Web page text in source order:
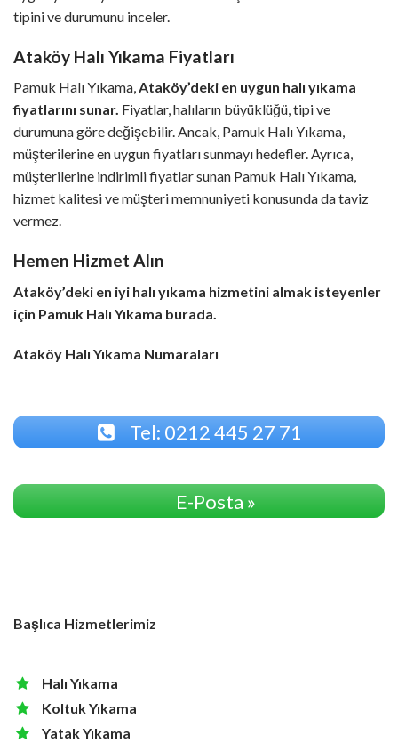
tipini ve durumunu inceler.
Ataköy Halı Yıkama Fiyatları
Pamuk Halı Yıkama,Ataköy’deki en uygun halı yıkama
fiyatlarını sunar. Fiyatlar, halıların büyüklüğü, tipi ve
durumuna göre değişebilir. Ancak, Pamuk Halı Yıkama,
müşterilerine en uygun fiyatları sunmayı hedefler. Ayrıca,
müşterilerine indirimli fiyatlar sunan Pamuk Halı Yıkama,
hizmet kalitesi ve müşteri memnuniyeti konusunda da taviz
vermez.
Hemen Hizmet Alın
Ataköy’deki en iyi halı yıkama hizmetini almak isteyenler
için Pamuk Halı Yıkama burada.
Ataköy Halı Yıkama Numaraları
Tel: 0212 445 27 71
E-Posta »
Başlıca Hizmetlerimiz
Halı Yıkama
Koltuk Yıkama
Yatak Yıkama